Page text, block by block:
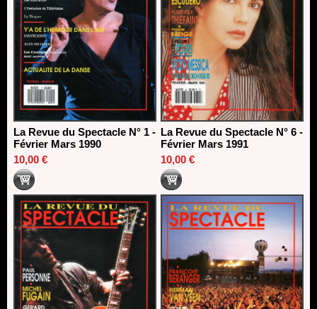
La Revue du Spectacle N° 1 -
Février Mars 1990
10,00 €
La Revue du Spectacle N° 6 -
Février Mars 1991
10,00 €